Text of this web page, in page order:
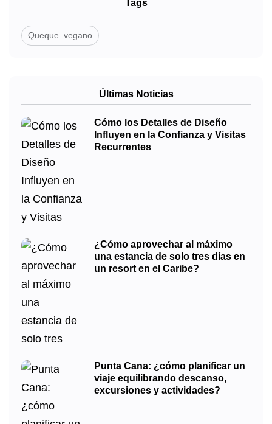
Tags
Queque vegano
Últimas Noticias
Cómo los Detalles de Diseño
Influyen en la Confianza y Visitas
Recurrentes
¿Cómo aprovechar al máximo
una estancia de solo tres días en
un resort en el Caribe?
Punta Cana: ¿cómo planificar un
viaje equilibrando descanso,
excursiones y actividades?